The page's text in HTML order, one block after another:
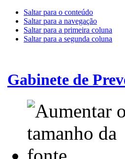
Saltar para o conteúdo
Saltar para a navegação
Saltar para a primeira coluna
Saltar para a segunda coluna
Gabinete de